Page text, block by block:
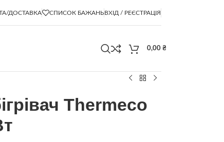
ДОСТАВКА СПИСОК БАЖАНЬВХІД / РЕЄСТРАЦІЯ
0,00 ₴
Thermeco